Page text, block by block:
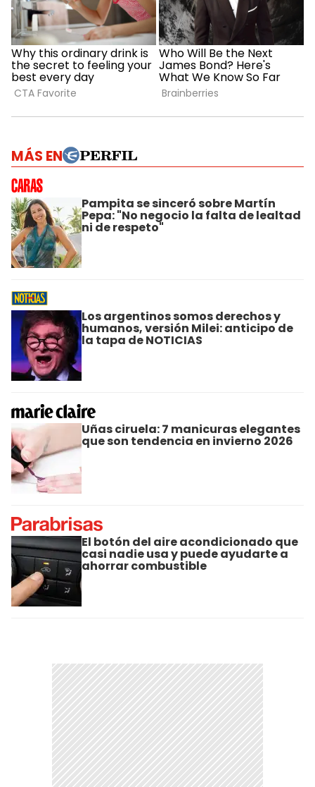
MÁS EN
Pampita se sinceró sobre Martín
Pepa: "No negocio la falta de lealtad
ni de respeto"
Los argentinos somos derechos y
humanos, versión Milei: anticipo de
la tapa de NOTICIAS
Uñas ciruela: 7 manicuras elegantes
que son tendencia en invierno 2026
El botón del aire acondicionado que
casi nadie usa y puede ayudarte a
ahorrar combustible